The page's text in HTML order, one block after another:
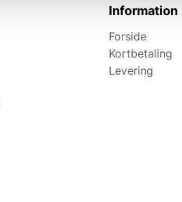
Information
Forside
Kortbetaling
Levering